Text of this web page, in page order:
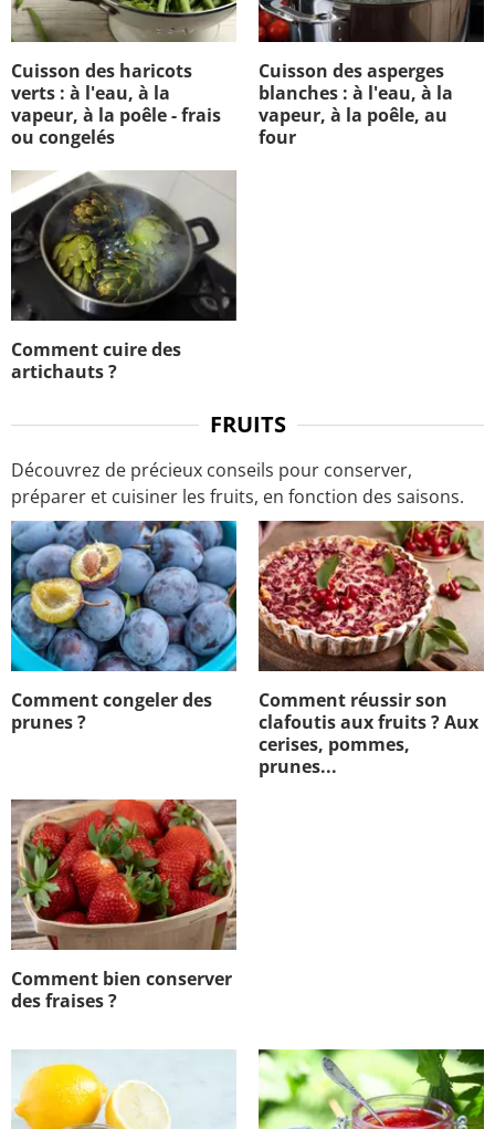
Cuisson des haricots
verts : à l'eau, à la
vapeur, à la poêle - frais
ou congelés
Cuisson des asperges
blanches : à l'eau, à la
vapeur, à la poêle, au
four
Comment cuire des
artichauts ?
FRUITS
Découvrez de précieux conseils pour conserver,
préparer et cuisiner les fruits, en fonction des saisons.
Comment congeler des
prunes ?
Comment réussir son
clafoutis aux fruits ? Aux
cerises, pommes,
prunes...
Comment bien conserver
des fraises ?